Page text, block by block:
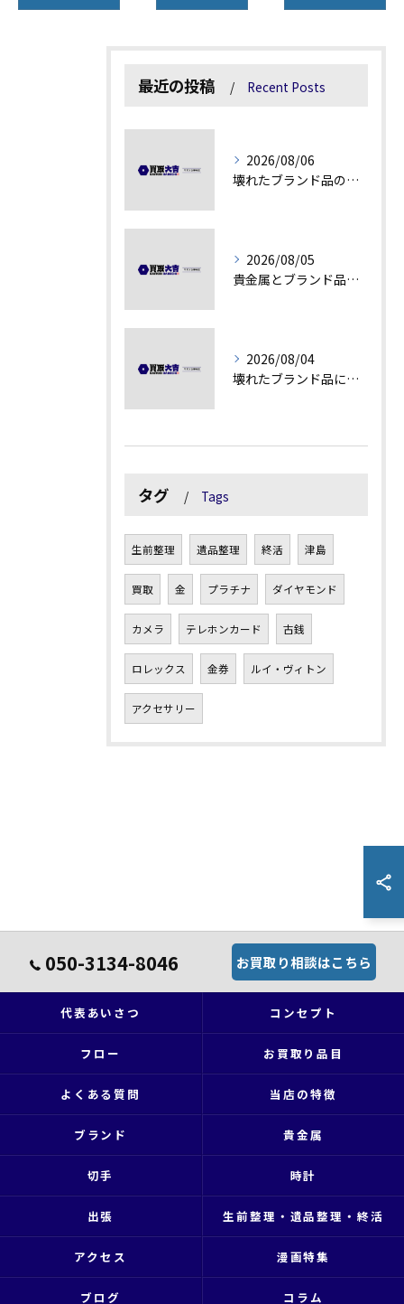
最近の投稿 Recent Posts
2026/08/06
壊れたブランド品の価値を見極める技術とは
2026/08/05
貴金属とブランド品の価値変動を見極める方法
2026/08/04
壊れたブランド品にも価値がつく理由とは
タグ Tags
生前整理 遺品整理 終活 津島
買取 金 プラチナ ダイヤモンド
カメラ テレホンカード 古銭
ロレックス 金券 ルイ・ヴィトン
アクセサリー
050-3134-8046 お買取り相談はこちら
代表あいさつ コンセプト
フロー お買取り品目
よくある質問 当店の特徴
ブランド 貴金属
切手 時計
出張 生前整理・遺品整理・終活
アクセス 漫画特集
ブログ コラム